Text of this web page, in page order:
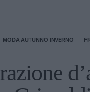
MODA AUTUNNO INVERNO